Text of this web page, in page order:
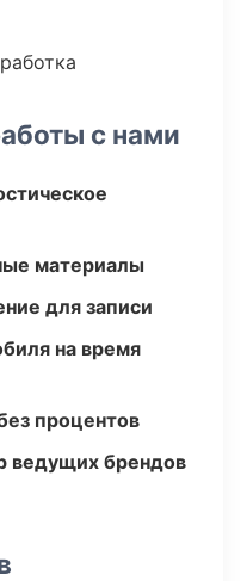
с нами
материалы
для записи
на время
процентов
ведущих брендов